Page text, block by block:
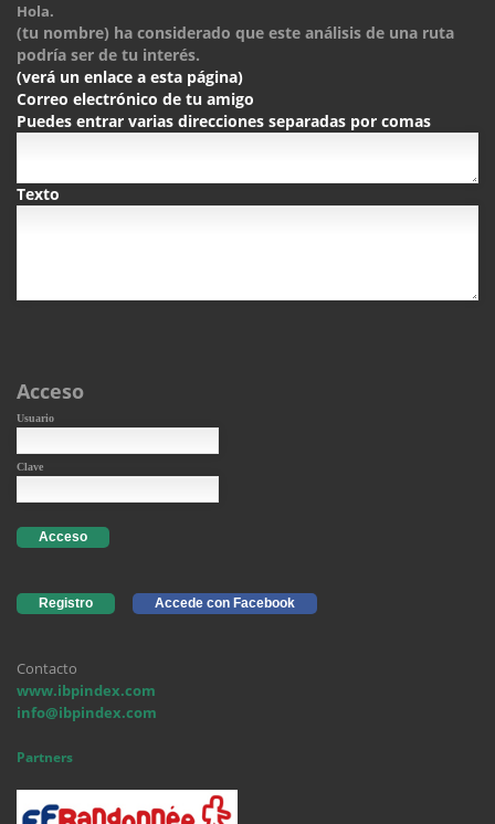
Hola.
(tu nombre) ha considerado que este análisis de una ruta
podría ser de tu interés.
(verá un enlace a esta página)
Correo electrónico de tu amigo
Puedes entrar varias direcciones separadas por comas
Texto
Acceso
Usuario
Clave
Acceso
Registro Accede con Facebook
Contacto
www.ibpindex.com
info@ibpindex.com
Partners